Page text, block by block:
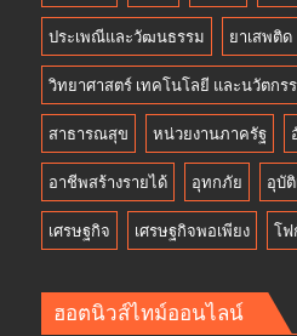
ประเพณีและวัฒนธรรม ยาเสพติด
วิทยาศาสตร์ เทคโนโลยี และนวัตกร
สาธารณสุข หน่วยงานภาครัฐ
อาชีพสร้างรายได้ อุทกภัย อุบั
เศรษฐกิจ เศรษฐกิจพอเพียง โฟ
ฮอตนิวส์ไทม์ออนไลน์